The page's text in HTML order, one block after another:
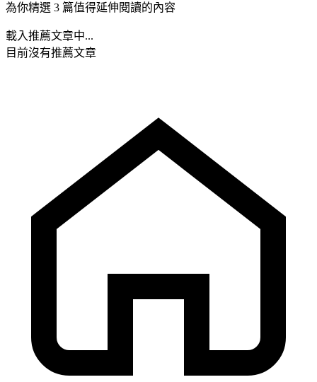
為你精選 3 篇值得延伸閱讀的內容
載入推薦文章中...
目前沒有推薦文章